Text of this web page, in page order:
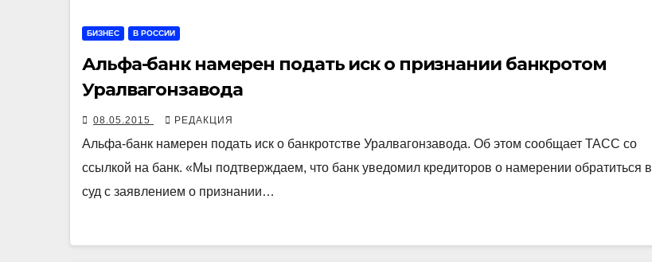
БИЗНЕС В РОССИИ
Альфа-банк намерен подать иск о признании банкротом
Уралвагонзавода
08.05.2015 РЕДАКЦИЯ
Альфа-банк намерен подать иск о банкротстве Уралвагонзавода. Об этом сообщает ТАСС со
ссылкой на банк. «Мы подтверждаем, что банк уведомил кредиторов о намерении обратиться в
суд с заявлением о признании…